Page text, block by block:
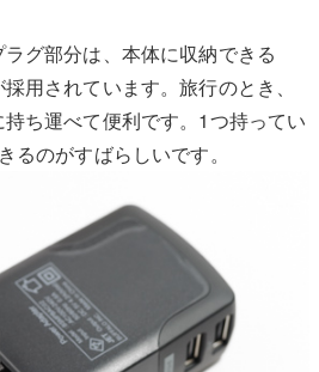
グ部分は、本体に収納できる
用されています。旅行のとき、
ち運べて便利です。1つ持ってい
るのがすばらしいです。